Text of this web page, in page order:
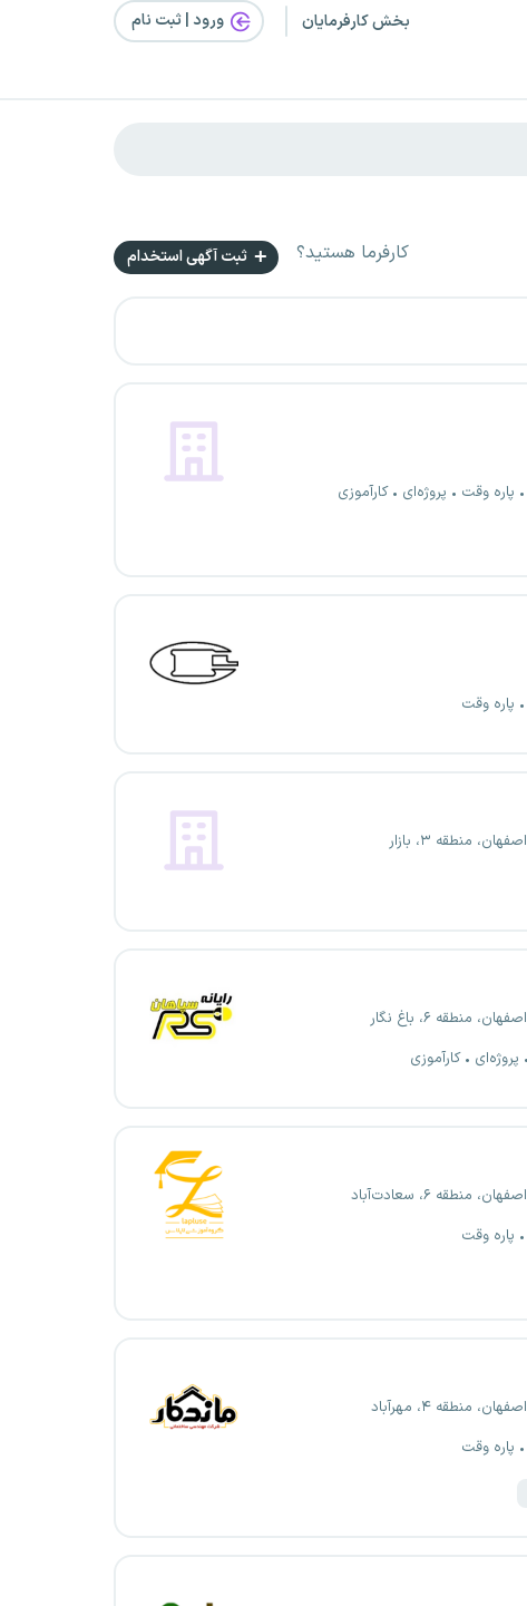
بخش کارفرمایان ورود | ثبت‌ نام
کارفرما هستید؟ ثبت آگهی استخدام
پاره وقت پروژه‌ای کارآموزی
پاره وقت
اصفهان، منطقه ۳، بازار
اصفهان، منطقه ۶، باغ نگار
پروژه‌ای کارآموزی
اصفهان، منطقه ۶، سعادت‌آباد
پاره وقت
اصفهان، منطقه ۴، مهرآباد
پاره وقت